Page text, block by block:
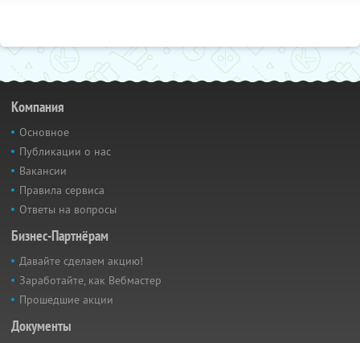
Компания
Основное
Публикации о нас
Вакансии
Правила сервиса
Ответы на вопросы
Бизнес-Партнёрам
Давайте сделаем акцию!
Заработайте, как Вебмастер
Прошедшие акции
Документы